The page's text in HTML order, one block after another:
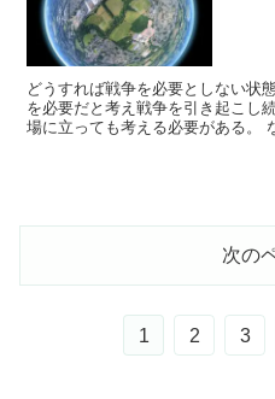
どうすれば戦争を必要としない状
を必要だと考え戦争を引き起こし
場に立っても考える必要がある。
今までの色々の戦争には常に利権
次の
1 2 3